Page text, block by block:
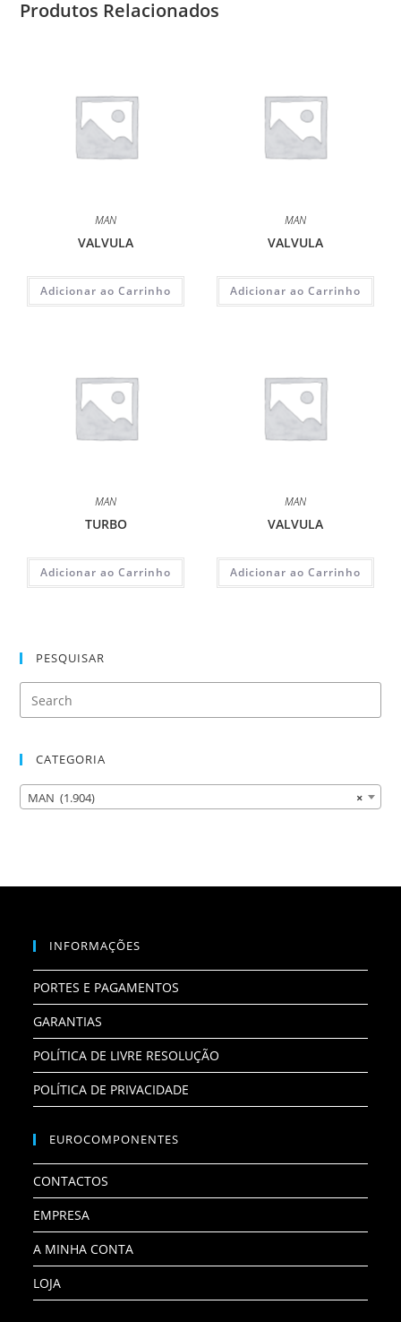
Produtos Relacionados
MAN
VALVULA
Adicionar ao Carrinho
MAN
VALVULA
Adicionar ao Carrinho
MAN
TURBO
Adicionar ao Carrinho
MAN
VALVULA
Adicionar ao Carrinho
PESQUISAR
CATEGORIA
×
MAN (1.904)
INFORMAÇÕES
PORTES E PAGAMENTOS
GARANTIAS
POLÍTICA DE LIVRE RESOLUÇÃO
POLÍTICA DE PRIVACIDADE
EUROCOMPONENTES
CONTACTOS
EMPRESA
A MINHA CONTA
LOJA